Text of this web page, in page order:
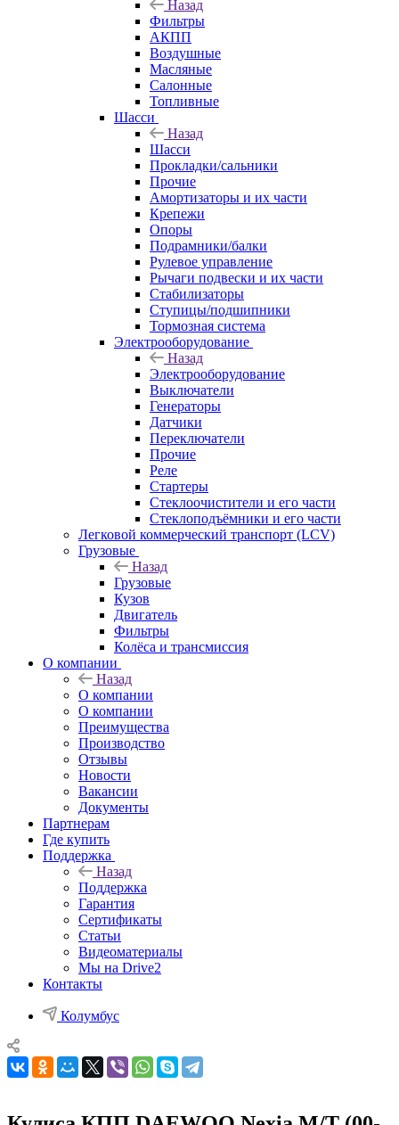
Назад
Фильтры
АКПП
Воздушные
Масляные
Салонные
Топливные
Шасси
Назад
Шасси
Прокладки/сальники
Прочие
Амортизаторы и их части
Крепежи
Опоры
Подрамники/балки
Рулевое управление
Рычаги подвески и их части
Стабилизаторы
Ступицы/подшипники
Тормозная система
Электрооборудование
Назад
Электрооборудование
Выключатели
Генераторы
Датчики
Переключатели
Прочие
Реле
Стартеры
Стеклоочистители и его части
Стеклоподъёмники и его части
Легковой коммерческий транспорт (LCV)
Грузовые
Назад
Грузовые
Кузов
Двигатель
Фильтры
Колёса и трансмиссия
О компании
Назад
О компании
О компании
Преимущества
Производство
Отзывы
Новости
Вакансии
Документы
Партнерам
Где купить
Поддержка
Назад
Поддержка
Гарантия
Сертификаты
Статьи
Видеоматериалы
Мы на Drive2
Контакты
Колумбус